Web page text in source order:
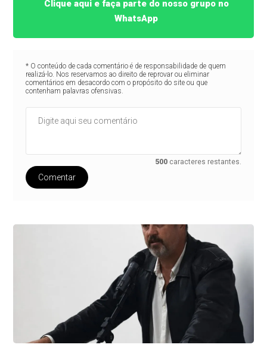
Clique aqui e faça parte do nosso grupo no
WhatsApp
* O conteúdo de cada comentário é de responsabilidade de quem
realizá-lo. Nos reservamos ao direito de reprovar ou eliminar
comentários em desacordo com o propósito do site ou que
contenham palavras ofensivas.
500 caracteres restantes.
Comentar